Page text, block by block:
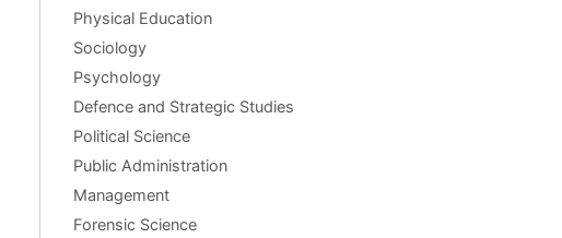
Physical Education
Sociology
Psychology
Defence and Strategic Studies
Political Science
Public Administration
Management
Forensic Science